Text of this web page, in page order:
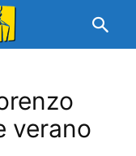
verano